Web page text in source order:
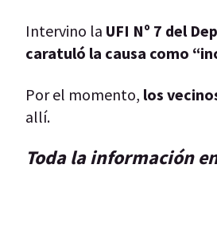
Intervino la UFI Nº 7 del
caratuló la causa como
Por el momento, los
allí.
Toda la información